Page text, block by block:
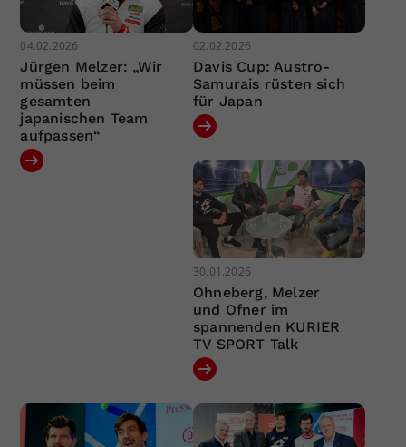
04.02.2026
Jürgen Melzer: „Wir
müssen beim
gesamten
japanischen Team
aufpassen“
02.02.2026
Davis Cup: Austro-
Samurais rüsten sich
für Japan
30.01.2026
Ohneberg, Melzer
und Ofner im
spannenden KURIER
TV SPORT Talk